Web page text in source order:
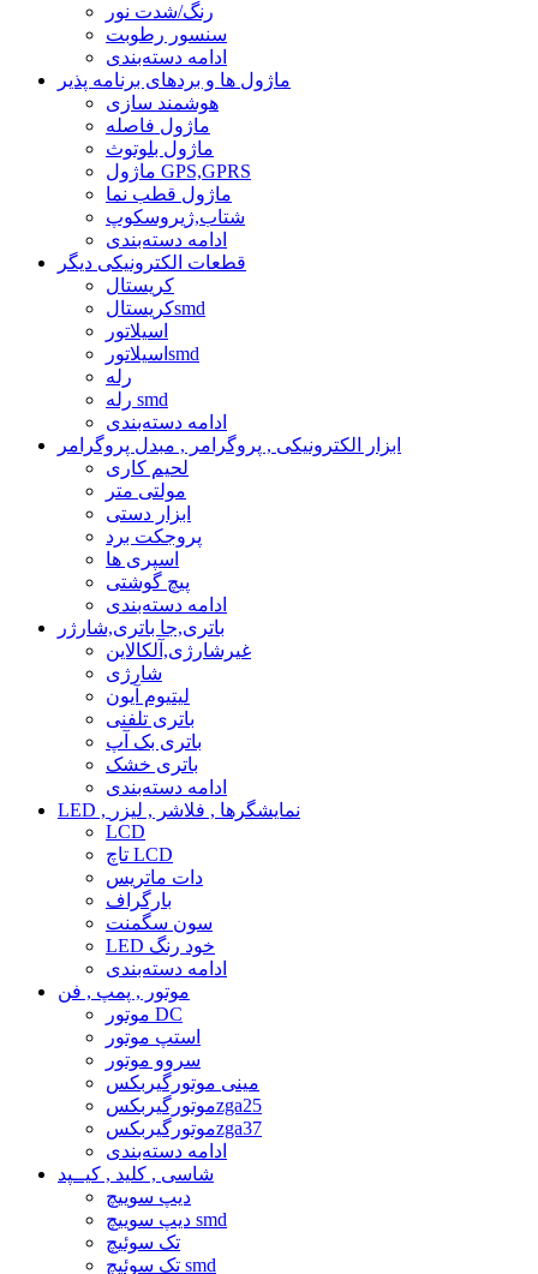
رنگ/شدت نور
سنسور رطوبت
ادامه دسته‌بندی
ماژول ها و بردهای برنامه پذیر
هوشمند سازی
ماژول فاصله
ماژول بلوتوث
ماژول GPS,GPRS
ماژول قطب نما
شتاب,ژیروسکوپ
ادامه دسته‌بندی
قطعات الکترونیکی دیگر
کریستال
کریستالsmd
اسیلاتور
اسیلاتورsmd
رله
رله smd
ادامه دسته‌بندی
ابزار الکترونیکی , پروگرامر , مبدل پروگرامر
لحیم کاری
مولتی متر
ابزار دستی
پروجکت برد
اسپری ها
پیچ گوشتی
ادامه دسته‌بندی
باتری,جا باتری,شارژر
غیرشارژی,آلکالاین
شارژی
لیتیوم آیون
باتری تلفنی
باتری بک آپ
باتری خشک
ادامه دسته‌بندی
LED , نمایشگرها , فلاشر , لیزر
LCD
تاچ LCD
دات ماتریس
بارگراف
سون سگمنت
LED خود رنگ
ادامه دسته‌بندی
موتور , پمپ , فن
موتور DC
استپ موتور
سروو موتور
مینی موتورگیربکس
موتورگیربکسzga25
موتورگیربکسzga37
ادامه دسته‌بندی
شاسی , کلید , کیــپد
دیپ سوییچ
دیپ سوییچ smd
تک سوئیچ
تک سوئیچ smd